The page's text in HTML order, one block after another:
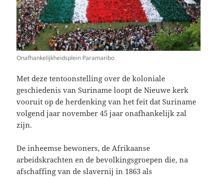
Onafhankelijkheidsplein Paramaribo
Met deze tentoonstelling over de koloniale
geschiedenis van Suriname loopt de Nieuwe kerk
vooruit op de herdenking van het feit dat Suriname
volgend jaar november 45 jaar onafhankelijk zal
zijn.
De inheemse bewoners, de Afrikaanse
arbeidskrachten en de bevolkingsgroepen die, na
afschaffing van de slavernij in 1863 als